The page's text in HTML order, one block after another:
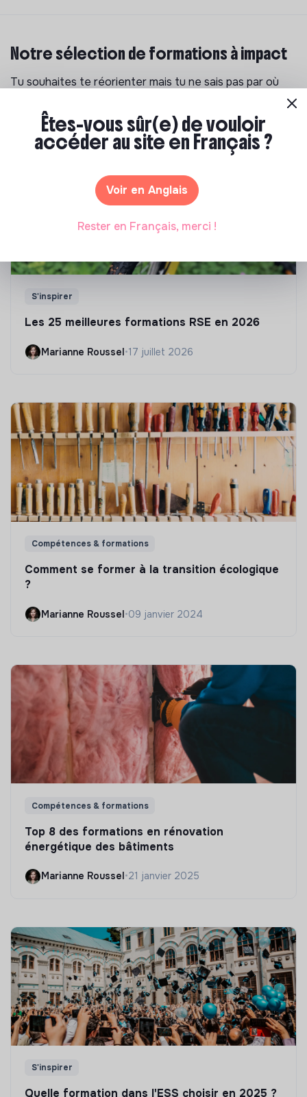
Notre sélection de formations à impact
Tu souhaites te réorienter mais tu ne sais pas par où
sélection de formations aux métiers de la transition
écologique et solidaire !
S'inspirer
Les 25 meilleures formations RSE en 2026
Marianne Roussel•17 juillet 2026
Compétences & formations
Comment se former à la transition écologique
?
Marianne Roussel•09 janvier 2024
Compétences & formations
Top 8 des formations en rénovation
énergétique des bâtiments
Marianne Roussel•21 janvier 2025
S'inspirer
Quelle formation dans l'ESS choisir en 2025 ?
Êtes-vous sûr(e) de vouloir
accéder au site en Français ?
Voir en Anglais
Rester en Français, merci !